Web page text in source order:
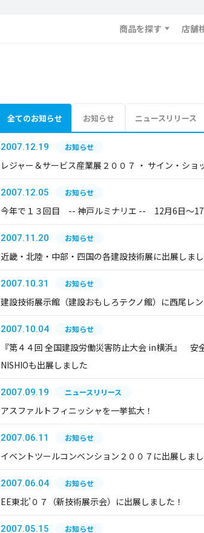
商品を探す 店舗
全てのお知らせ お知らせ ニュースリリース
2007.12.19 お知らせ
レジャー＆サービス産業展２００７ ・ サイン・シ
2007.12.05 お知らせ
今年で１３回目 -- 神戸ルミナリエ -- 12月6日～
2007.11.20 お知らせ
近畿・北陸・中部・四国の各建設技術展に出展しま
2007.10.31 お知らせ
建設技術展示館（建設おもしろテクノ館）に西尾レ
2007.10.04 お知らせ
『第４４回 全国建設労働災害防止大会 in横浜』 安
NISHIOも出展しました
2007.09.19 ニュースリリース
アスファルトフィニッシャを一挙拡大！
2007.06.11 お知らせ
イベントツールコンベンション２００７に出展しまし
2007.06.04 お知らせ
EE東北’０７（新技術展示会）に出展しました！
2007.05.15 お知らせ